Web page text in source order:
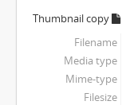
Thumbnail copy
Filename
Media type
Mime-type
Filesize